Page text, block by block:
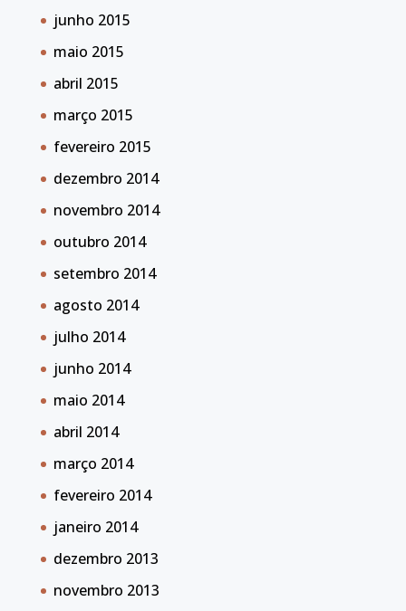
junho 2015
maio 2015
abril 2015
março 2015
fevereiro 2015
dezembro 2014
novembro 2014
outubro 2014
setembro 2014
agosto 2014
julho 2014
junho 2014
maio 2014
abril 2014
março 2014
fevereiro 2014
janeiro 2014
dezembro 2013
novembro 2013